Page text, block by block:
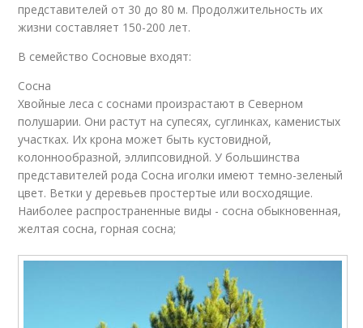
представителей от 30 до 80 м. Продолжительность их
жизни составляет 150-200 лет.
В семейство Сосновые входят:
Cосна
Хвойные леса с соснами произрастают в Северном
полушарии. Они растут на супесях, суглинках, каменистых
участках. Их крона может быть кустовидной,
колоннообразной, эллипсовидной. У большинства
представителей рода Сосна иголки имеют темно-зеленый
цвет. Ветки у деревьев простертые или восходящие.
Наиболее распространенные виды - сосна обыкновенная,
желтая сосна, горная сосна;